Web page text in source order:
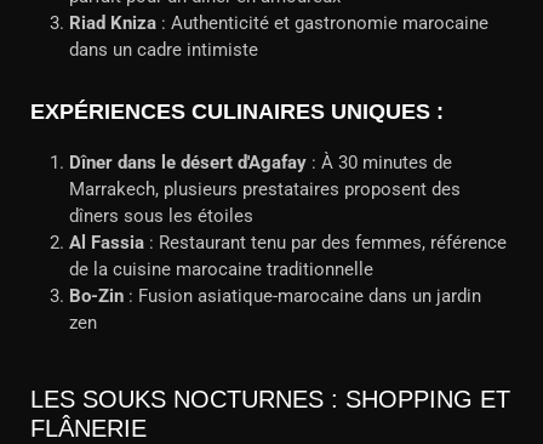
Riad Kniza : Authenticité et gastronomie marocaine
dans un cadre intimiste
EXPÉRIENCES CULINAIRES UNIQUES :
Dîner dans le désert d'Agafay : À 30 minutes de
Marrakech, plusieurs prestataires proposent des
dîners sous les étoiles
Al Fassia : Restaurant tenu par des femmes, référence
de la cuisine marocaine traditionnelle
Bo-Zin : Fusion asiatique-marocaine dans un jardin
zen
LES SOUKS NOCTURNES : SHOPPING ET
FLÂNERIE